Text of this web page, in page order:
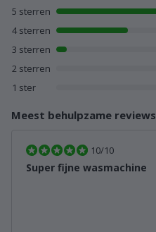
11 reviews met 5 sterren
5 sterren
7 reviews met 4 sterren
4 sterren
1 reviews met 3 sterren
3 sterren
0 reviews met 2 sterren
2 sterren
0 reviews met 1 ster
1 ster
Meest behulpzame reviews
10/10
Super fijne wasmachine